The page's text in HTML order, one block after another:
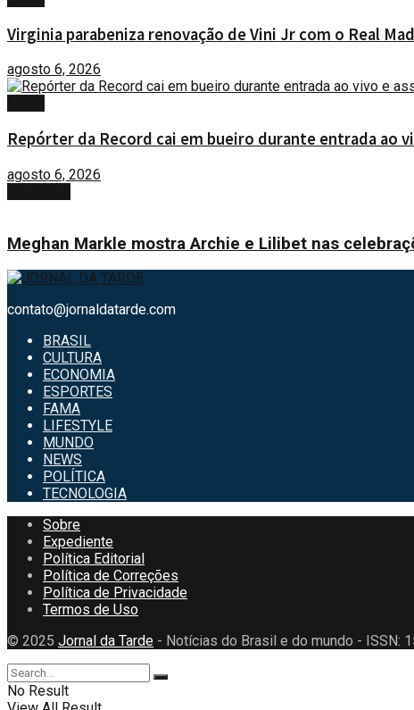
Virginia parabeniza renovação de Vini Jr com o Real
agosto 6, 2026
Repórter da Record cai em bueiro durante entrada ao
agosto 6, 2026
Meghan Markle mostra Archie e Lilibet nas
contato@jornaldatarde.com
BRASIL
CULTURA
ECONOMIA
ESPORTES
FAMA
LIFESTYLE
MUNDO
NEWS
POLÍTICA
TECNOLOGIA
Sobre
Expediente
Política Editorial
Política de Correções
Política de Privacidade
Termos de Uso
© 2025 Jornal da Tarde - Notícias do Brasil e do mundo - ISSN:
No Result